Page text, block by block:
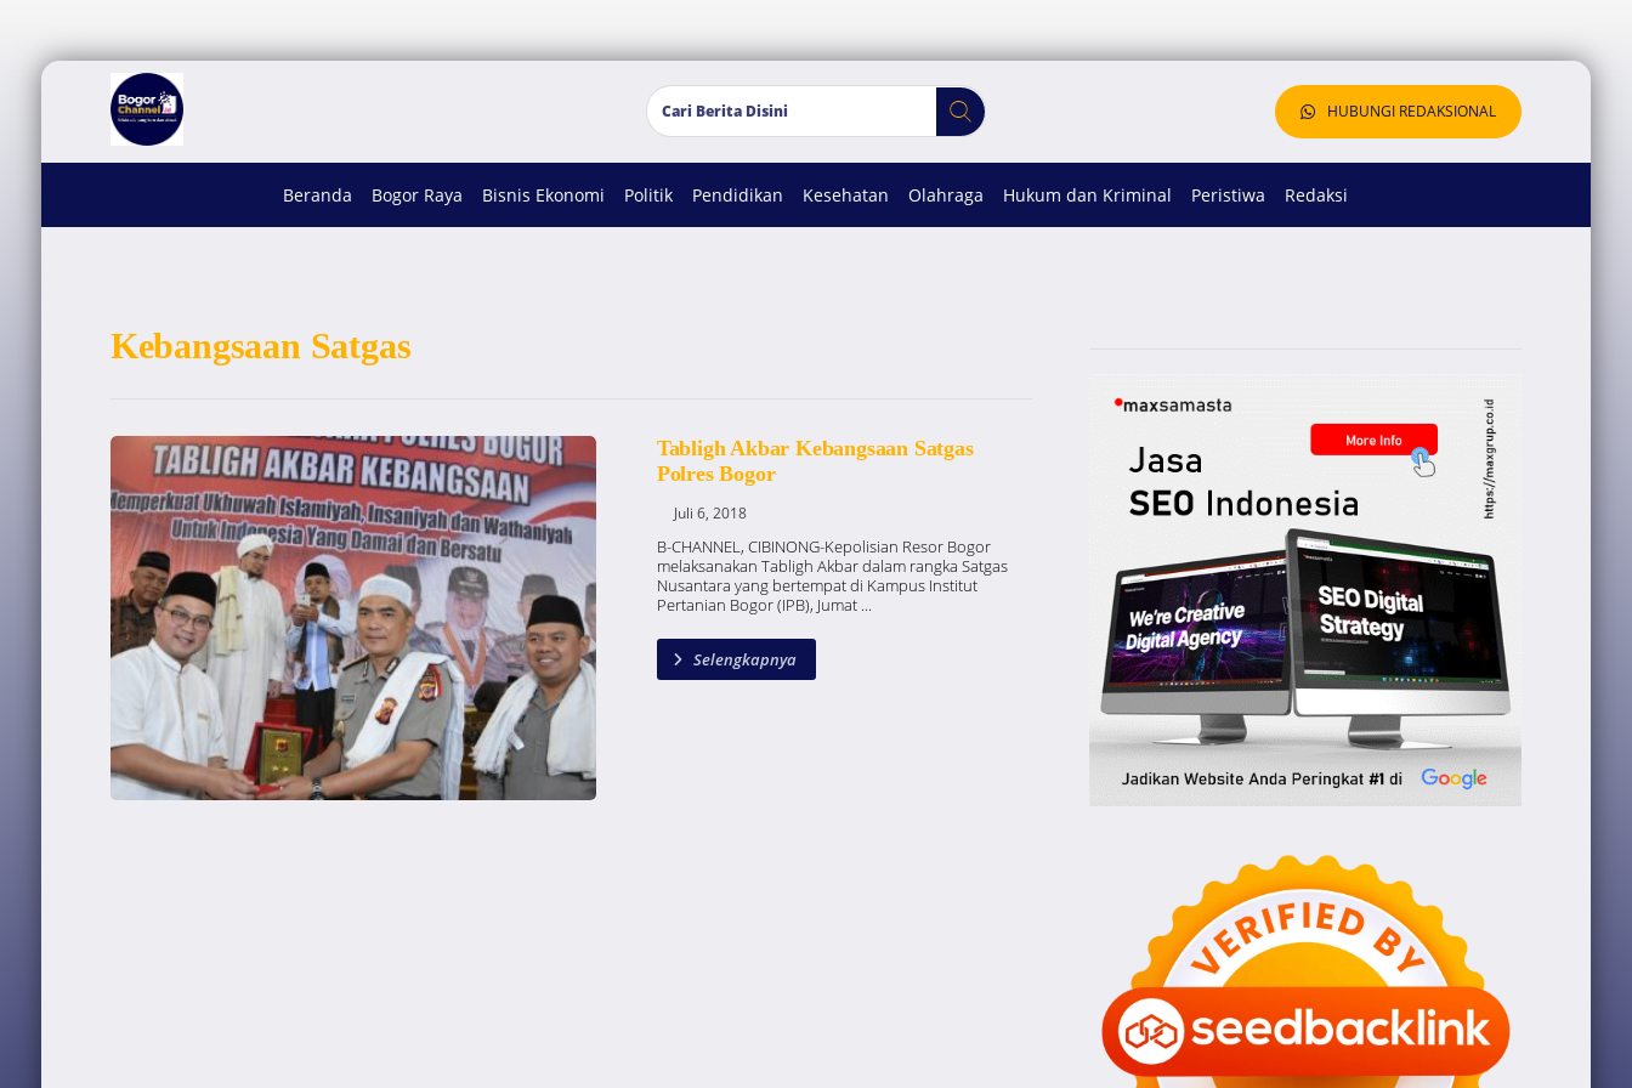
HUBUNGI REDAKSIONAL
Beranda Bogor Raya Bisnis Ekonomi Politik Pendidikan Kesehatan Olahraga Hukum dan Kriminal Peristiwa Redaksi
Kebangsaan Satgas
Tabligh Akbar Kebangsaan Satgas
Polres Bogor
Juli 6, 2018
B-CHANNEL, CIBINONG-Kepolisian Resor Bogor
melaksanakan Tabligh Akbar dalam rangka Satgas
Nusantara yang bertempat di Kampus Institut
Pertanian Bogor (IPB), Jumat ...
Selengkapnya